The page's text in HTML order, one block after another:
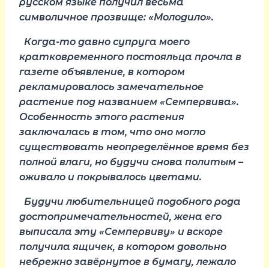
символичное прозвище: «Молодило».
Когда-то давно супруга моего
кратковременного постояльца прочла в
газете объявление, в котором
рекламировалось замечательное
растение под названием «Семпервива».
Особенность этого растения
заключалась в том, что оно могло
существовать неопределённое время без
полной влаги, но будучи снова политым –
оживало и покрывалось цветами.
Будучи любительницей подобного рода
достопримечательностей, жена его
выписала эту «Семпервиву» и вскоре
получила ящичек, в котором довольно
небрежно завёрнутое в бумагу, лежало